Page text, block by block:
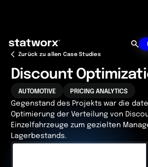
Zurück zu allen Case Studies
Discount
AUTOMOTIVE PRICING ANALYTICS
Gegenstand des Projekts war die
Optimierung der Verteilung von
Einzelfahrzeuge zum gezielten
Lagerbestands.